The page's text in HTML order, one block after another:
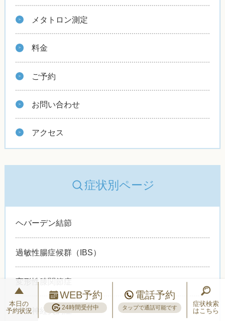
メタトロン測定
料金
ご予約
お問い合わせ
アクセス
症状別ページ
ヘバーデン結節
過敏性腸症候群（IBS）
変形性膝関節症
自律神経失調症
本日の
予約状況
WEB予約
24時間受付中
電話予約
タップで通話可能です
症状検索
はこちら